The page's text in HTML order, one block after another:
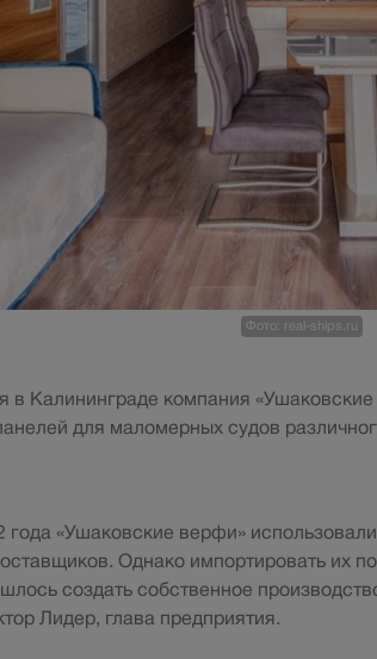
Фото: real-ships.ru
в Калининграде компания
для маломерных судов
«Ушаковские верфи»
Однако импортировать их
создать собственное
Лидер, глава предприятия.